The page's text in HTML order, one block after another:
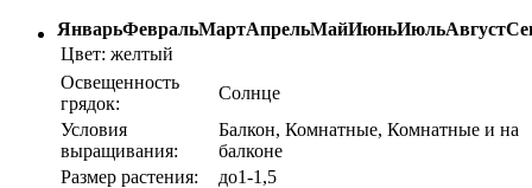
ЯнварьФевральМартАпрельМайИюньИюльАвгуст
Цвет: желтый
Освещенность
грядок:
Солнце
Условия
выращивания:
Балкон, Комнатные, Комнатные и на
балконе
Размер растения:
до1-1,5